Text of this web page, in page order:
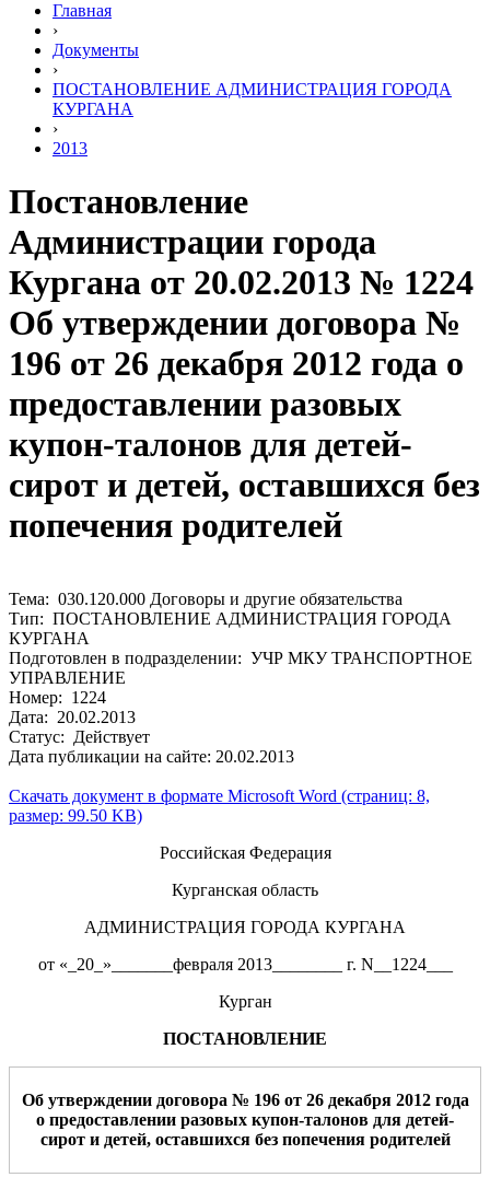
Главная
›
Документы
›
ПОСТАНОВЛЕНИЕ АДМИНИСТРАЦИЯ ГОРОДА
КУРГАНА
›
2013
Постановление
Администрации города
Кургана от 20.02.2013 № 1224
Об утверждении договора №
196 от 26 декабря 2012 года о
предоставлении разовых
купон-талонов для детей-
сирот и детей, оставшихся без
попечения родителей
Тема: 030.120.000 Договоры и другие обязательства
Тип: ПОСТАНОВЛЕНИЕ АДМИНИСТРАЦИЯ ГОРОДА
КУРГАНА
Подготовлен в подразделении: УЧР МКУ ТРАНСПОРТНОЕ
УПРАВЛЕНИЕ
Номер: 1224
Дата: 20.02.2013
Статус: Действует
Дата публикации на сайте: 20.02.2013
Скачать документ в формате Microsoft Word (страниц: 8,
размер: 99.50 KB)
Российская Федерация
Курганская область
АДМИНИСТРАЦИЯ ГОРОДА КУРГАНА
от «_20_»_______февраля 2013________ г. N__1224___
Курган
ПОСТАНОВЛЕНИЕ
Об утверждении договора № 196от 26 декабря 2012года
о предоставлении разовых купон-талонов для детей-
сирот и детей, оставшихся без попечения родителей